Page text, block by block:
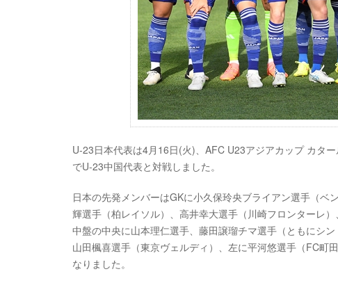
U-23日本代表は4月16日(火)、AFC U23アジアカップ カタ
でU-23中国代表と対戦しました。
日本の先発メンバーはGKに小久保玲央ブライアン選手（
輝選手（柏レイソル）、高井幸大選手（川崎フロンターレ
中盤の中央に山本理仁選手、藤田譲瑠チマ選手（ともにシ
山田楓喜選手（東京ヴェルディ）、左に平河悠選手（FC町
なりました。